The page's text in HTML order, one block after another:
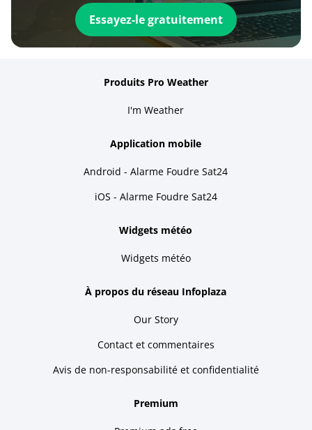
Essayez-le gratuitement
Produits Pro Weather
I'm Weather
Application mobile
Android - Alarme Foudre Sat24
iOS - Alarme Foudre Sat24
Widgets météo
Widgets météo
À propos du réseau Infoplaza
Our Story
Contact et commentaires
Avis de non-responsabilité et confidentialité
Premium